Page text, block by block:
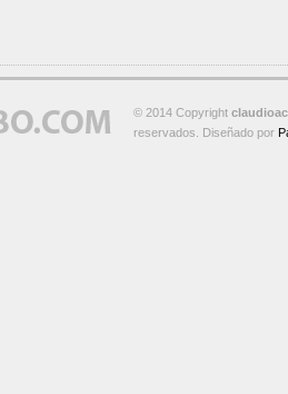
© 2014 Copyright
reservados. Diseñado por